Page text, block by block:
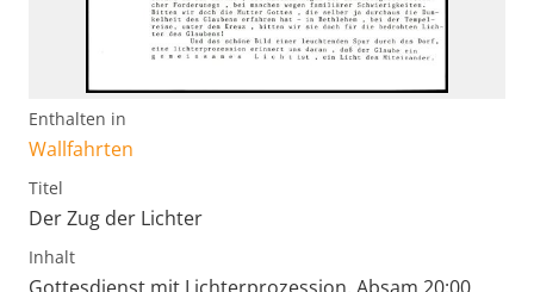
Enthalten in
Wallfahrten
Titel
Der Zug der Lichter
Inhalt